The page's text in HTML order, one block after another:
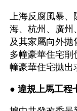
上海反腐風暴、
海、杭州、廣州
及其家屬向外拋
多幢豪華住宅削
幢豪華住宅拋出
● 違規上馬工程